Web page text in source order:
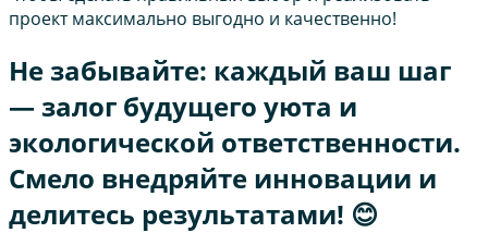
проект максимально выгодно и качественно!
Не забывайте: каждый ваш шаг
— залог будущего уюта и
экологической ответственности.
Смело внедряйте инновации и
делитесь результатами! 😊